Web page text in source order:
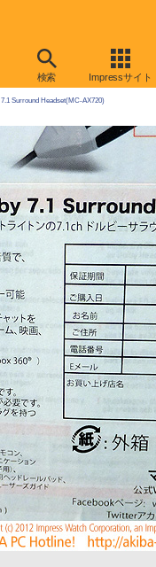
検索 Impressサイト
Surround Headset(MC-AX720)